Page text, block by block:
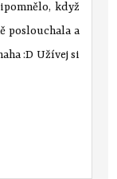
když
poslouchala a
:D Užívej si